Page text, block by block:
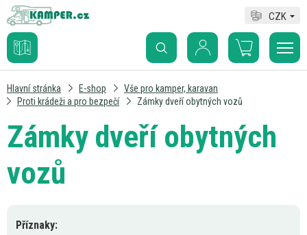
CZK
Hlavní stránka E-shop
Vše pro kamper, karavan
Proti krádeži a pro bezpečí
Zámky dveří obytných vozů
Zámky dveří obytných
vozů
Příznaky: